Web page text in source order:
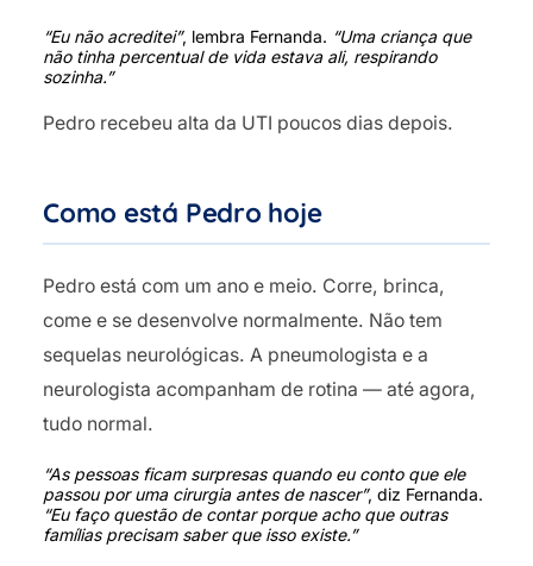
“Eu não acreditei”, lembra Fernanda. “Uma criança que
não tinha percentual de vida estava ali, respirando
sozinha.”
Pedro recebeu alta da UTI poucos dias depois.
Como está Pedro hoje
Pedro está com um ano e meio. Corre, brinca,
come e se desenvolve normalmente. Não tem
sequelas neurológicas. A pneumologista e a
neurologista acompanham de rotina — até agora,
tudo normal.
“As pessoas ficam surpresas quando eu conto que ele
passou por uma cirurgia antes de nascer”, diz Fernanda.
“Eu faço questão de contar porque acho que outras
famílias precisam saber que isso existe.”